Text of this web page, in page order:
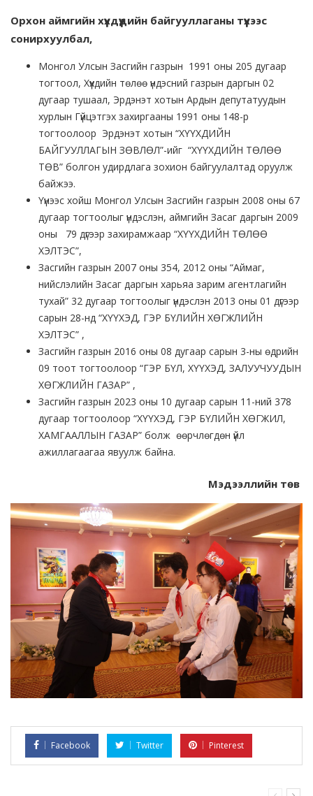
Орхон аймгийн хүүхдүүдийн байгууллаганы түүхээс
сонирхуулбал,
Монгол Улсын Засгийн газрын 1991 оны 205 дугаар
тогтоол, Хүүхдийн төлөө үндэсний газрын даргын 02
дугаар тушаал, Эрдэнэт хотын Ардын депутатуудын
хурлын Гүйцэтгэх захиргааны 1991 оны 148-р
тогтоолоор Эрдэнэт хотын “ХҮҮХДИЙН
БАЙГУУЛЛАГЫН ЗӨВЛӨЛ”-ийг “ХҮҮХДИЙН ТӨЛӨӨ
ТӨВ” болгон удирдлага зохион байгуулалтад оруулж
байжээ.
Үүнээс хойш Монгол Улсын Засгийн газрын 2008 оны 67
дугаар тогтоолыг үндэслэн, аймгийн Засаг даргын 2009
оны 79 дүгээр захирамжаар “ХҮҮХДИЙН ТӨЛӨӨ
ХЭЛТЭС”,
Засгийн газрын 2007 оны 354, 2012 оны “Аймаг,
нийслэлийн Засаг даргын харьяа зарим агентлагийн
тухай” 32 дугаар тогтоолыг үндэслэн 2013 оны 01 дүгээр
сарын 28-нд “ХҮҮХЭД, ГЭР БҮЛИЙН ХӨГЖЛИЙН
ХЭЛТЭС” ,
Засгийн газрын 2016 оны 08 дугаар сарын 3-ны өдрийн
09 тоот тогтоолоор “ГЭР БҮЛ, ХҮҮХЭД, ЗАЛУУЧУУДЫН
ХӨГЖЛИЙН ГАЗАР” ,
Засгийн газрын 2023 оны 10 дугаар сарын 11-ний 378
дугаар тогтоолоор “ХҮҮХЭД, ГЭР БҮЛИЙН ХӨГЖИЛ,
ХАМГААЛЛЫН ГАЗАР” болж өөрчлөгдөн үйл
ажиллагаагаа явуулж байна.
Мэдээллийн төв
Facebook Twitter Pinterest